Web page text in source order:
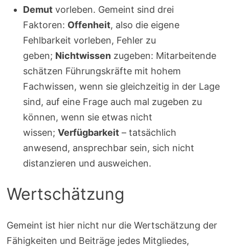
Demut vorleben. Gemeint sind drei
Faktoren: Offenheit, also die eigene
Fehlbarkeit vorleben, Fehler zu
geben; Nichtwissen zugeben: Mitarbeitende
schätzen Führungskräfte mit hohem
Fachwissen, wenn sie gleichzeitig in der Lage
sind, auf eine Frage auch mal zugeben zu
können, wenn sie etwas nicht
wissen;Verfügbarkeit – tatsächlich
anwesend, ansprechbar sein, sich nicht
distanzieren und ausweichen.
Wertschätzung
Gemeint ist hier nicht nur die Wertschätzung der
Fähigkeiten und Beiträge jedes Mitgliedes,